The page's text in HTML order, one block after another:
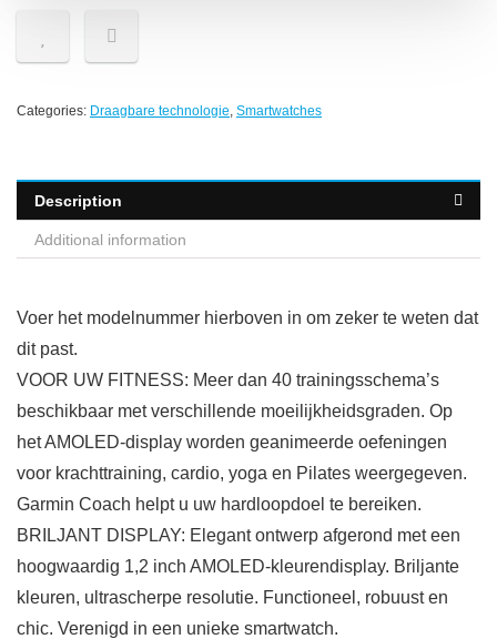
Categories: Draagbare technologie, Smartwatches
Description
Additional information
Voer het modelnummer hierboven in om zeker te weten dat
dit past.
VOOR UW FITNESS: Meer dan 40 trainingsschema’s
beschikbaar met verschillende moeilijkheidsgraden. Op
het AMOLED-display worden geanimeerde oefeningen
voor krachttraining, cardio, yoga en Pilates weergegeven.
Garmin Coach helpt u uw hardloopdoel te bereiken.
BRILJANT DISPLAY: Elegant ontwerp afgerond met een
hoogwaardig 1,2 inch AMOLED-kleurendisplay. Briljante
kleuren, ultrascherpe resolutie. Functioneel, robuust en
chic. Verenigd in een unieke smartwatch.